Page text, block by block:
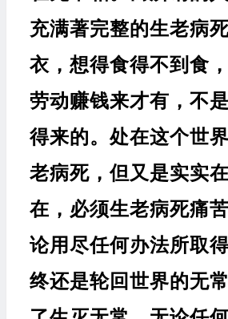
充满著完整的生老病
衣，想得食得不到食
劳动赚钱来才有，不
得来的。处在这个世
老病死，但又是实实
在，必须生老病死痛
论用尽任何办法所取
终还是轮回世界的无